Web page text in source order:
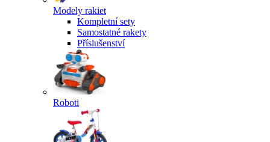
Modely rakiet
Kompletní sety
Samostatné rakety
Příslušenství
Roboti